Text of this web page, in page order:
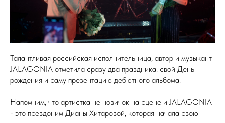
Талантливая российская исполнительница, автор и музыкант
JALAGONIA отметила сразу два праздника: свой День
рождения и саму презентацию дебютного альбома.
Напомним, что артистка не новичок на сцене и JALAGONIA
- это псевдоним Дианы Хитаровой, которая начала свою